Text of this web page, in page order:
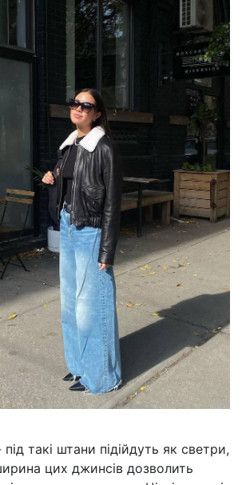
такі штани підійдуть як светри,
цих джинсів дозволить